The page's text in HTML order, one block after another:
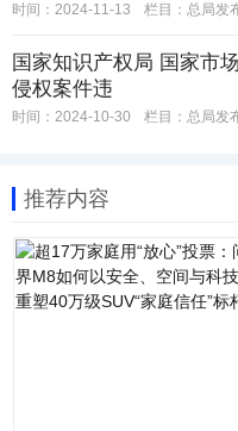
时间：2024-11-13 栏目： 总局发
国家知识产权局 国家市
侵权案件违
时间：2024-10-30 栏目： 总局发
推荐内容